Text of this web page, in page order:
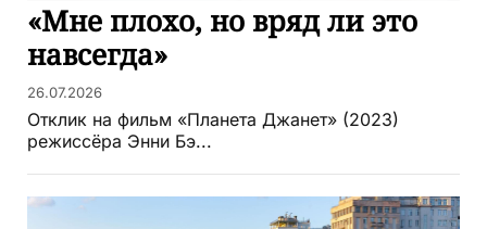
«Мне плохо, но вряд ли это
навсегда»
26.07.2026
Отклик на фильм «Планета Джанет» (2023)
режиссёра Энни Бэ...